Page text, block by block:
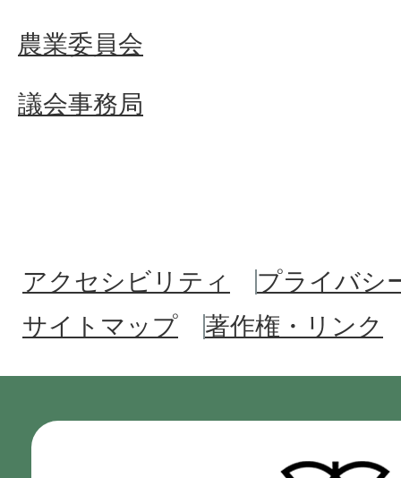
農業委員会
議会事務局
アクセシビリティ
プライバシ
サイトマップ
著作権・リンク